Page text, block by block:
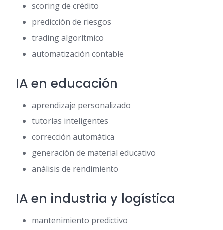
scoring de crédito
predicción de riesgos
trading algorítmico
automatización contable
IA en educación
aprendizaje personalizado
tutorías inteligentes
corrección automática
generación de material educativo
análisis de rendimiento
IA en industria y logística
mantenimiento predictivo